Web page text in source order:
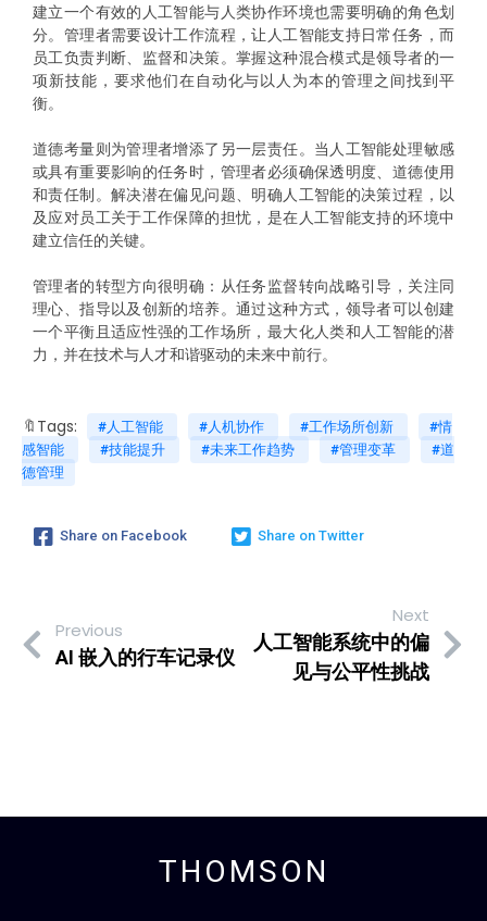
建立一个有效的人工智能与人类协作环境也需要明确的角色划
分。管理者需要设计工作流程，让人工智能支持日常任务，而
员工负责判断、监督和决策。掌握这种混合模式是领导者的一
项新技能，要求他们在自动化与以人为本的管理之间找到平
衡。
道德考量则为管理者增添了另一层责任。当人工智能处理敏感
或具有重要影响的任务时，管理者必须确保透明度、道德使用
和责任制。解决潜在偏见问题、明确人工智能的决策过程，以
及应对员工关于工作保障的担忧，是在人工智能支持的环境中
建立信任的关键。
管理者的转型方向很明确：从任务监督转向战略引导，关注同
理心、指导以及创新的培养。通过这种方式，领导者可以创建
一个平衡且适应性强的工作场所，最大化人类和人工智能的潜
力，并在技术与人才和谐驱动的未来中前行。
🔖Tags: #人工智能 #人机协作 #工作场所创新
#情
感智能
#技能提升 #未来工作趋势 #管理变革
#道
德管理
Share on Facebook Share on Twitter
Previous
AI 嵌入的行车记录仪
Next
人工智能系统中的偏
见与公平性挑战
THOMSON